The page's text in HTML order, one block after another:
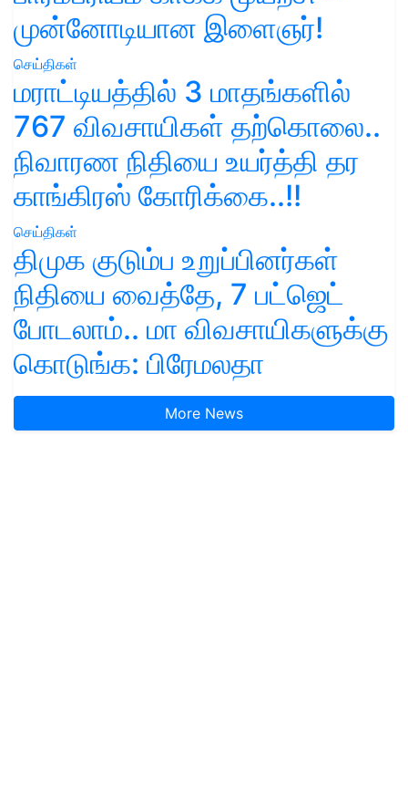
முன்னோடியான இளைஞர்!
செய்திகள்
மராட்டியத்தில் 3 மாதங்களில்
767 விவசாயிகள் தற்கொலை..
நிவாரண நிதியை உயர்த்தி தர
காங்கிரஸ் கோரிக்கை..!!
செய்திகள்
திமுக குடும்ப உறுப்பினர்கள்
நிதியை வைத்தே, 7 பட்ஜெட்
போடலாம்.. மா விவசாயிகளுக்கு
கொடுங்க: பிரேமலதா
More News